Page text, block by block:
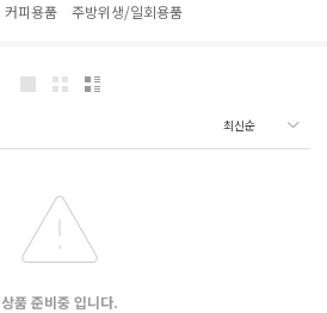
커피용품 주방위생/일회용품
상품 준비중 입니다.